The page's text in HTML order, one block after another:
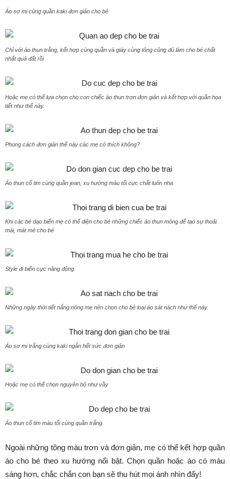
Áo sơ mi cùng quần kaki đơn giản cho bé
Chỉ với áo thun trắng, kết hợp cùng quần và giày cùng tông cũng đủ làm cho bé chất
nhất quả đất rồi
Hoặc mẹ có thể lựa chọn cho con chiếc áo thun trơn đơn giản và kết hợp với quần họa
tiết như thế này.
Phong cách đơn giản thế này các mẹ có thích không?
Áo thun cổ tim cùng quần jean, xu hướng màu tối cực chất luôn nha
Khi các bé dạo biển mẹ có thể diện cho bé những chiếc áo thun mỏng để tạo sự thoải
mái, mát mẻ cho bé
Style đi biển cực năng động
Những ngày thời tiết nắng nóng mẹ nên chọn cho bé loại áo sát nách như thế này.
Áo sơ mi trắng cùng kaki ngắn hết sức đơn giản
Hoặc mẹ có thể chọn nguyên bộ như vầy
Áo thun cổ tim màu tối cùng quần trắng
Ngoài những tông màu trơn và đơn giản, mẹ có thể kết hợp quần
áo cho bé theo xu hướng nổi bật. Chọn quần hoặc áo có màu
sáng hơn, chắc chắn con bạn sẽ thu hút mọi ánh nhìn đấy!